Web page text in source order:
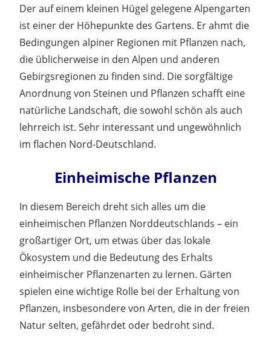
Der auf einem kleinen Hügel gelegene Alpengarten
ist einer der Höhepunkte des Gartens. Er ahmt die
Bedingungen alpiner Regionen mit Pflanzen nach,
die üblicherweise in den Alpen und anderen
Gebirgsregionen zu finden sind. Die sorgfältige
Anordnung von Steinen und Pflanzen schafft eine
natürliche Landschaft, die sowohl schön als auch
lehrreich ist. Sehr interessant und ungewöhnlich
im flachen Nord-Deutschland.
Einheimische Pflanzen
In diesem Bereich dreht sich alles um die
einheimischen Pflanzen Norddeutschlands – ein
großartiger Ort, um etwas über das lokale
Ökosystem und die Bedeutung des Erhalts
einheimischer Pflanzenarten zu lernen. Gärten
spielen eine wichtige Rolle bei der Erhaltung von
Pflanzen, insbesondere von Arten, die in der freien
Natur selten, gefährdet oder bedroht sind.